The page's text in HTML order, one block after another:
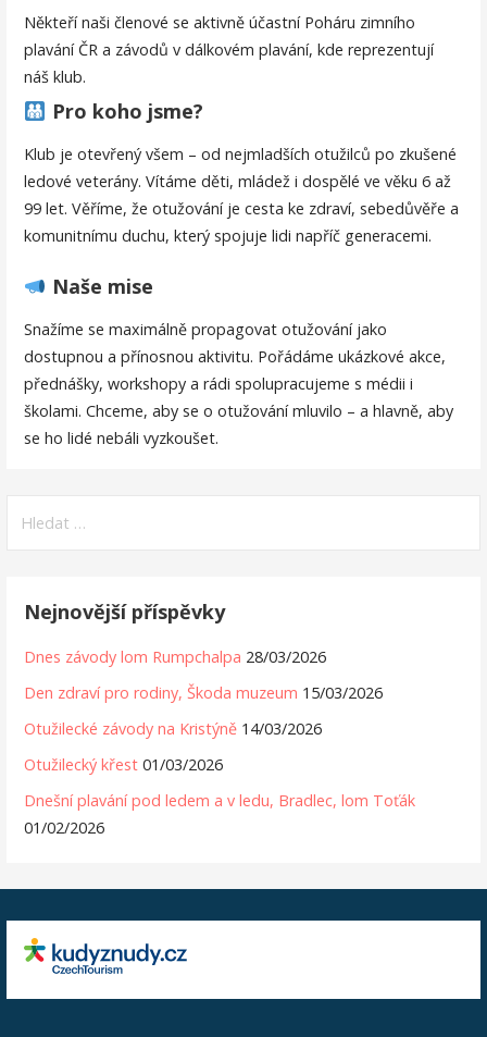
Někteří naši členové se aktivně účastní Poháru zimního
plavání ČR a závodů v dálkovém plavání, kde reprezentují
náš klub.
Pro koho jsme?
Klub je otevřený všem – od nejmladších otužilců po zkušené
ledové veterány. Vítáme děti, mládež i dospělé ve věku 6 až
99 let. Věříme, že otužování je cesta ke zdraví, sebedůvěře a
komunitnímu duchu, který spojuje lidi napříč generacemi.
Naše mise
Snažíme se maximálně propagovat otužování jako
dostupnou a přínosnou aktivitu. Pořádáme ukázkové akce,
přednášky, workshopy a rádi spolupracujeme s médii i
školami. Chceme, aby se o otužování mluvilo – a hlavně, aby
se ho lidé nebáli vyzkoušet.
Nejnovější příspěvky
Dnes závody lom Rumpchalpa 28/03/2026
Den zdraví pro rodiny, Škoda muzeum 15/03/2026
Otužilecké závody na Kristýně 14/03/2026
Otužilecký křest 01/03/2026
Dnešní plavání pod ledem a v ledu, Bradlec, lom Toťák
01/02/2026